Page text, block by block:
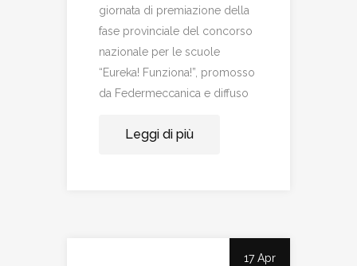
giornata di premiazione della
fase provinciale del concorso
nazionale per le scuole
“Eureka! Funziona!”, promosso
da Federmeccanica e diffuso
Leggi di più
17 Apr